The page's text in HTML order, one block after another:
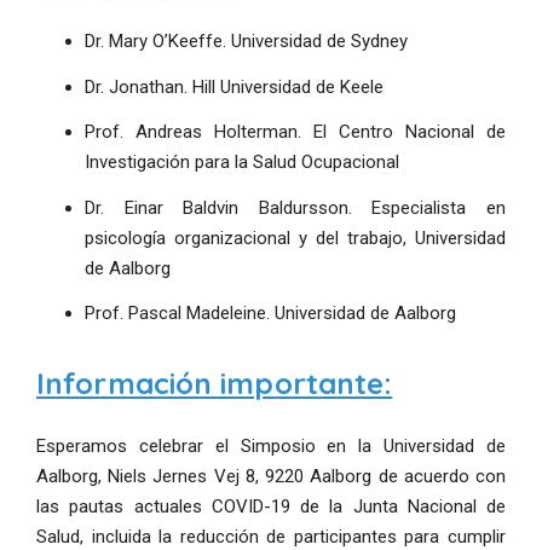
Dr. Mary O’Keeffe. Universidad de Sydney
Dr. Jonathan. Hill Universidad de Keele
Prof. Andreas Holterman. El Centro Nacional de
Investigación para la Salud Ocupacional
Dr. Einar Baldvin Baldursson. Especialista en
psicología organizacional y del trabajo, Universidad
de Aalborg
Prof. Pascal Madeleine. Universidad de Aalborg
Información importante:
Esperamos celebrar el Simposio en la Universidad de
Aalborg, Niels Jernes Vej 8, 9220 Aalborg de acuerdo con
las pautas actuales COVID-19 de la Junta Nacional de
Salud, incluida la reducción de participantes para cumplir